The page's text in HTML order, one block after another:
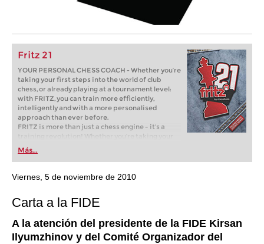
Fritz 21
YOUR PERSONAL CHESS COACH - Whether you’re
taking your first steps into the world of club
chess, or already playing at a tournament level:
with FRITZ, you can train more efficiently,
intelligently and with a more personalised
approach than ever before.
FRITZ is more than just a chess engine – it’s a
training revolution! Whether you’re taking your
first steps into the world of club chess, or already
playing at a tournament level: with FRITZ, you can
train more efficiently, intelligently and with a
more personalised approach than ever before.
Más...
Viernes, 5 de noviembre de 2010
Carta a la FIDE
A la atención del presidente de la FIDE Kirsan
Ilyumzhinov y del Comité Organizador del